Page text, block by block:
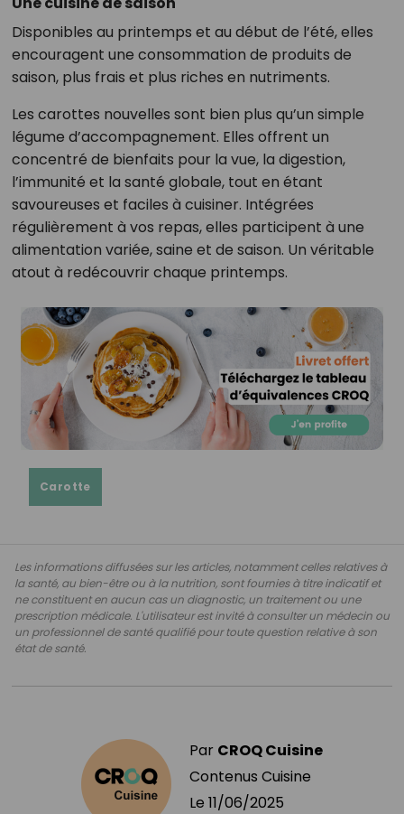
Disponibles au printemps et au début de l’été, elles
encouragent une consommation de produits de
saison, plus frais et plus riches en nutriments.
Les carottes nouvelles sont bien plus qu’un simple
légume d’accompagnement. Elles offrent un
concentré de bienfaits pour la vue, la digestion,
l’immunité et la santé globale, tout en étant
savoureuses et faciles à cuisiner. Intégrées
régulièrement à vos repas, elles participent à une
alimentation variée, saine et de saison. Un véritable
atout à redécouvrir chaque printemps.
Carotte
Les informations diffusées sur les articles, notamment celles relatives à
la santé, au bien-être ou à la nutrition, sont fournies à titre indicatif et
ne constituent en aucun cas un diagnostic, un traitement ou une
prescription médicale. L'utilisateur est invité à consulter un médecin ou
un professionnel de santé qualifié pour toute question relative à son
état de santé.
Par CROQ Cuisine
Contenus Cuisine
Le 11/06/2025